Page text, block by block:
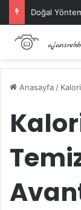
Doğal
Anasayfa /